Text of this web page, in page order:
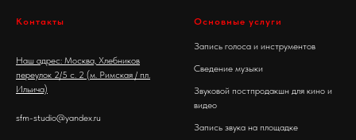
Контакты
Наш адрес: Москва, Хлебников
переулок 2/5 c. 2 (м. Римская / пл.
Ильича)
sfm-studio@yandex.ru
Основные услуги
Запись голоса и инструментов
Сведение музыки
Звуковой постпродакшн для кино и
видео
Запись звука на площадке